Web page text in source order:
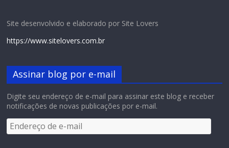
Site desenvolvido e elaborado por Site Lovers
https://www.sitelovers.com.br
Assinar blog por e-mail
Digite seu endereço de e-mail para assinar este blog e receber
notificações de novas publicações por e-mail.